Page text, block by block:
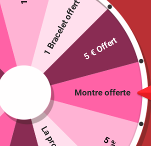
Pochette motif à pois
9.99€
Sélectionne
Bleu Rose
Montre offerte
5 %
1 Bracelet offert5 € Offert